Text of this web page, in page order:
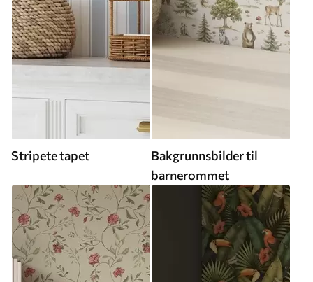
Stripete tapet
Bakgrunnsbilder til
barnerommet